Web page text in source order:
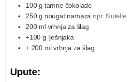
100 g tamne čokolade
250 g nougat namaza npr. Nutelle
200 ml vrhnja za šlag
+100 g lješnjaka
+ 200 ml vrhnja za šlag
Upute: